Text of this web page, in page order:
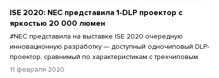
ISE 2020: NEC представила 1-DLP проектор с
яркостью 20 000 люмен
#NEC представила на выставке ISE 2020 очередную
инновационную разработку — доступный одночиповый DLP-
проектор, сравнимый по характеристикам с трехчиповым.
11 февраля 2020